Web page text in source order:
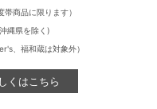
帯商品に限ります）
沖縄県を除く)
、福和蔵は対象外）
くはこちら